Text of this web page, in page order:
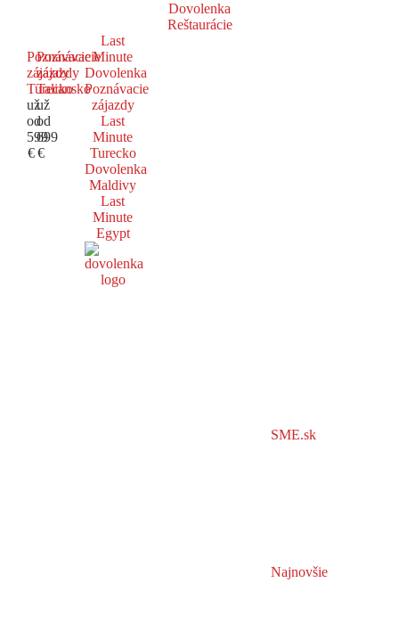
Dovolenka
Reštaurácie
Poznávacie
zájazdy
Turecko
už
od
599
€
Poznávacie
zájazdy
Taliansko
už
od
699
€
Last
Minute
Dovolenka
Poznávacie
zájazdy
Last
Minute
Turecko
Dovolenka
Maldivy
Last
Minute
Egypt
SME.sk
Najnovšie